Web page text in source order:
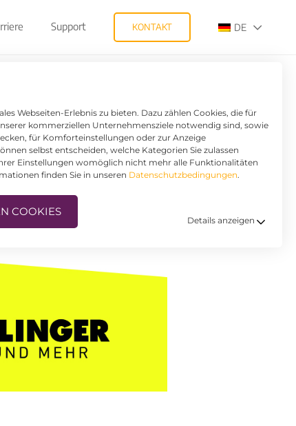
Webseiten-Erlebnis zu bieten. Dazu zählen Cookies, die für
kommerziellen Unternehmensziele notwendig sind, sowie
für Komforteinstellungen oder zur Anzeige
selbst entscheiden, welche Kategorien Sie zulassen
Einstellungen womöglich nicht mehr alle Funktionalitäten
finden Sie in unseren Datenschutzbedingungen.
COOKIES
Details anzeigen
Support KONTAKT DE